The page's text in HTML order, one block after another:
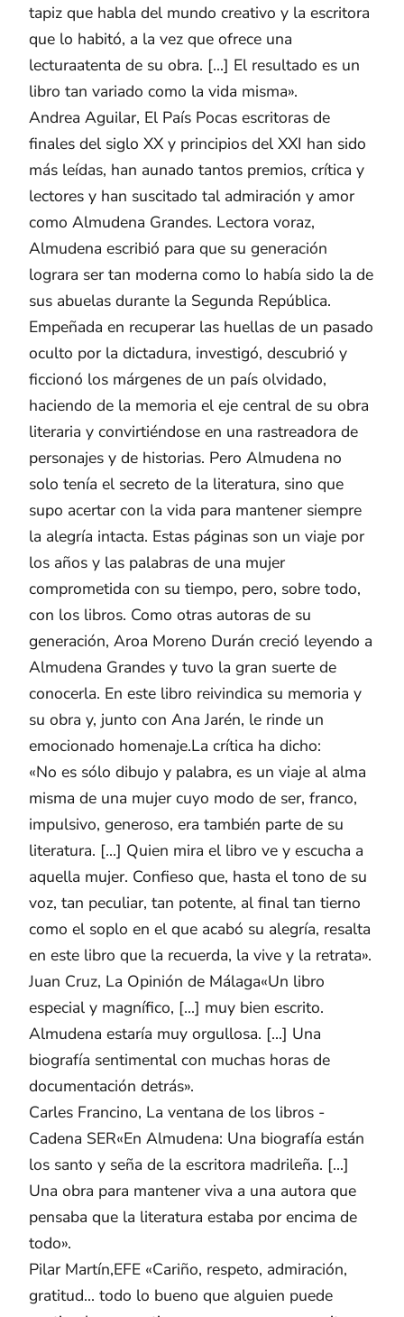
tapiz que habla del mundo creativo y la escritora
que lo habitó, a la vez que ofrece una
lecturaatenta de su obra. [...] El resultado es un
libro tan variado como la vida misma».
Andrea Aguilar, El País Pocas escritoras de
finales del siglo XX y principios del XXI han sido
más leídas, han aunado tantos premios, crítica y
lectores y han suscitado tal admiración y amor
como Almudena Grandes. Lectora voraz,
Almudena escribió para que su generación
lograra ser tan moderna como lo había sido la de
sus abuelas durante la Segunda República.
Empeñada en recuperar las huellas de un pasado
oculto por la dictadura, investigó, descubrió y
ficcionó los márgenes de un país olvidado,
haciendo de la memoria el eje central de su obra
literaria y convirtiéndose en una rastreadora de
personajes y de historias. Pero Almudena no
solo tenía el secreto de la literatura, sino que
supo acertar con la vida para mantener siempre
la alegría intacta. Estas páginas son un viaje por
los años y las palabras de una mujer
comprometida con su tiempo, pero, sobre todo,
con los libros. Como otras autoras de su
generación, Aroa Moreno Durán creció leyendo a
Almudena Grandes y tuvo la gran suerte de
conocerla. En este libro reivindica su memoria y
su obra y, junto con Ana Jarén, le rinde un
emocionado homenaje.La crítica ha dicho:
«No es sólo dibujo y palabra, es un viaje al alma
misma de una mujer cuyo modo de ser, franco,
impulsivo, generoso, era también parte de su
literatura. [...] Quien mira el libro ve y escucha a
aquella mujer. Confieso que, hasta el tono de su
voz, tan peculiar, tan potente, al final tan tierno
como el soplo en el que acabó su alegría, resalta
en este libro que la recuerda, la vive y la retrata».
Juan Cruz, La Opinión de Málaga«Un libro
especial y magnífico, [...] muy bien escrito.
Almudena estaría muy orgullosa. [...] Una
biografía sentimental con muchas horas de
documentación detrás».
Carles Francino, La ventana de los libros -
Cadena SER«En Almudena: Una biografía están
los santo y seña de la escritora madrileña. [...]
Una obra para mantener viva a una autora que
pensaba que la literatura estaba por encima de
todo».
Pilar Martín,EFE «Cariño, respeto, admiración,
gratitud... todo lo bueno que alguien puede